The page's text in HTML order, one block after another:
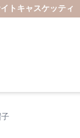
ト キャスケッティ